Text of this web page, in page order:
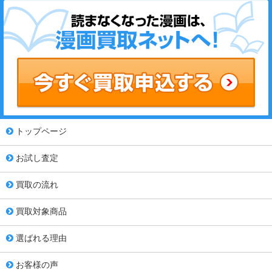
トップページ
お試し査定
買取の流れ
買取対象商品
選ばれる理由
お客様の声